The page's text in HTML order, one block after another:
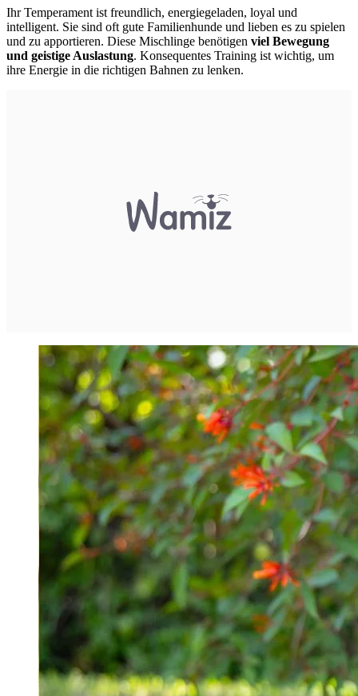
Ihr Temperament ist freundlich, energiegeladen, loyal und
intelligent. Sie sind oft gute Familienhunde und lieben es zu spielen
und zu apportieren. Diese Mischlinge benötigen viel Bewegung
und geistige Auslastung. Konsequentes Training ist wichtig, um
ihre Energie in die richtigen Bahnen zu lenken.